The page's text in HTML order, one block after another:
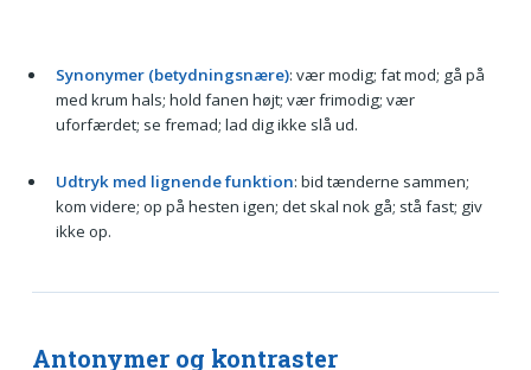
Synonymer (betydningsnære): vær modig; fat mod; gå på
med krum hals; hold fanen højt; vær frimodig; vær
uforfærdet; se fremad; lad dig ikke slå ud.
Udtryk med lignende funktion: bid tænderne sammen;
kom videre; op på hesten igen; det skal nok gå; stå fast; giv
ikke op.
Antonymer og kontraster